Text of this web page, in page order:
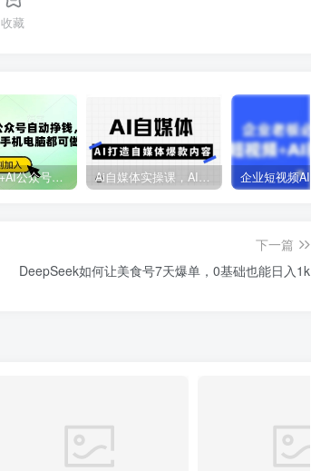
收藏
deepseek+AI公众号自动挣钱，轻松月入过W，手机电脑都可做 Ai自媒体实操课，AI打造自媒体爆款内容
下一篇
DeepSeek如何让美食号7天爆单，0基础也能日入1k